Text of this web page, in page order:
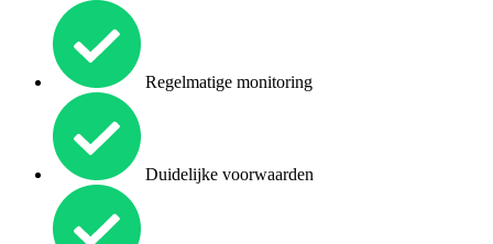
Regelmatige monitoring
Duidelijke voorwaarden